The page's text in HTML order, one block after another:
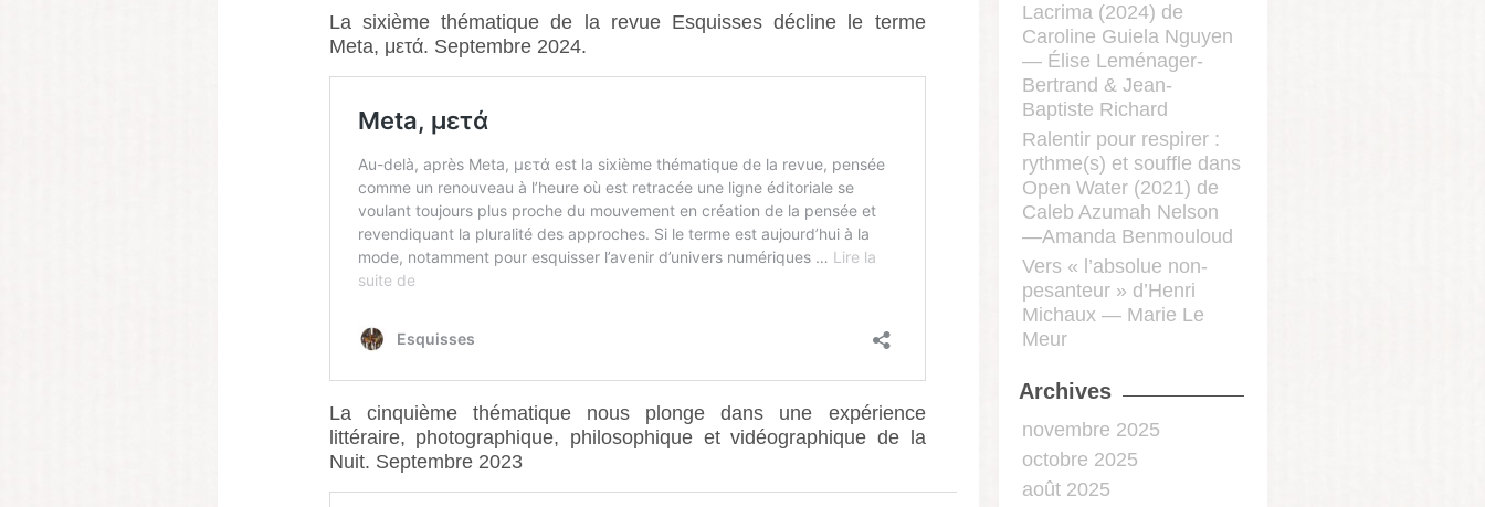
La sixième thématique de la revue Esquisses décline le terme
Meta, μετά. Septembre 2024.
La cinquième thématique nous plonge dans une expérience
littéraire, photographique, philosophique et vidéographique de la
Nuit. Septembre 2023
Lacrima (2024) de
Caroline Guiela Nguyen
— Élise Leménager-
Bertrand & Jean-
Baptiste Richard
Ralentir pour respirer :
rythme(s) et souffle dans
Open Water (2021) de
Caleb Azumah Nelson
—Amanda Benmouloud
Vers « l’absolue non-
pesanteur » d’Henri
Michaux — Marie Le
Meur
Archives
novembre 2025
octobre 2025
août 2025